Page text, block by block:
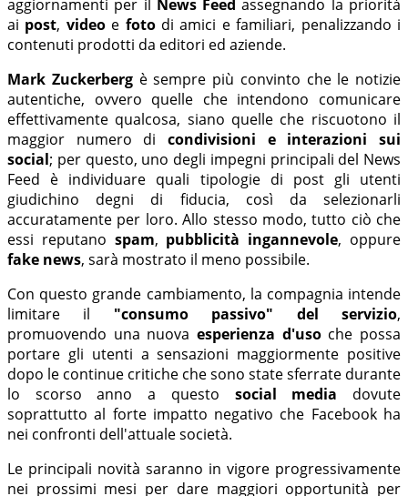
aggiornamenti per il News Feed assegnando la priorità
ai post, videoe fotodi amici e familiari, penalizzando i
contenuti prodotti da editori ed aziende.
Mark Zuckerbergè sempre più convinto che le notizie
autentiche, ovvero quelle che intendono comunicare
effettivamente qualcosa, siano quelle che riscuotono il
maggior numero di condivisioni e interazioni sui
social; per questo, uno degli impegni principali del News
Feed è individuare quali tipologie di post gli utenti
giudichino degni di fiducia, così da selezionarli
accuratamente per loro. Allo stesso modo, tutto ciò che
essi reputano spam, pubblicità ingannevole, oppure
fake news, sarà mostrato il meno possibile.
Con questo grande cambiamento, la compagnia intende
limitare il "consumo passivo" del servizio,
promuovendo una nuova esperienza d'usoche possa
portare gli utenti a sensazioni maggiormente positive
dopo le continue critiche che sono state sferrate durante
lo scorso anno a questo social media dovute
soprattutto al forte impatto negativo che Facebook ha
nei confronti dell'attuale società.
Le principali novità saranno in vigore progressivamente
nei prossimi mesi per dare maggiori opportunità per